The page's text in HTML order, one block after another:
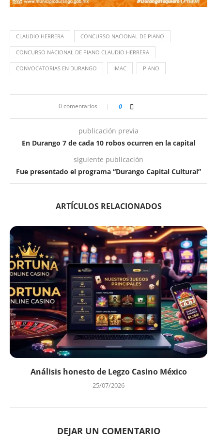
CLAUDIO HERRERA CONCURSO NACIONAL DE PIANO
CONCURSO NACIONAL DE PIANO CLAUDIO HERRERA
CONVOCATORIAS EN DURANGO IMAC PIANO
0 comentarios 0
publicación previa
En Durango 7 de cada 10 robos ocurren en la capital
siguiente publicación
Fue presentado el programa “Durango Capital Cultural”
ARTÍCULOS RELACIONADOS
Análisis honesto de Legzo Casino México
25/07/2026
DEJAR UN COMENTARIO